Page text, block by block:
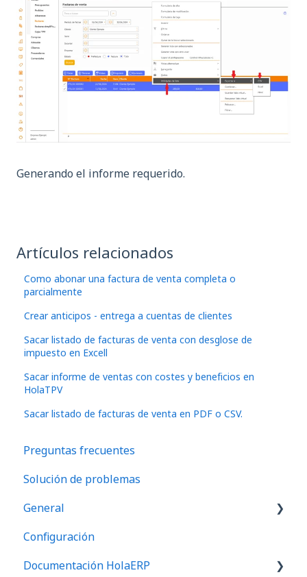
Generando el informe requerido.
Artículos relacionados
Como abonar una factura de venta completa o
parcialmente
Crear anticipos - entrega a cuentas de clientes
Sacar listado de facturas de venta con desglose de
impuesto en Excell
Sacar informe de ventas con costes y beneficios en
HolaTPV
Sacar listado de facturas de venta en PDF o CSV.
Preguntas frecuentes
Solución de problemas
General
Preguntas frecuentes
Configuración
Documentación HolaERP